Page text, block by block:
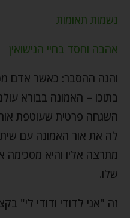
נשמות תאומות
אהבה וחסד בחיי הנישואין
והנה ההסבר: כאשר אדם
בתוכו – האמונה בבורא
השגחה פרטית שעוטפת
לה את אור האמונה עם
מתרצה אליו והיא מסכימה
שלו.
זה "אני לדודי ודודי לי"